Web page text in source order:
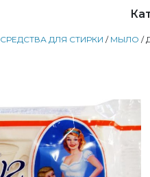
СРЕДСТВА ДЛЯ СТИРКИ / МЫЛО /